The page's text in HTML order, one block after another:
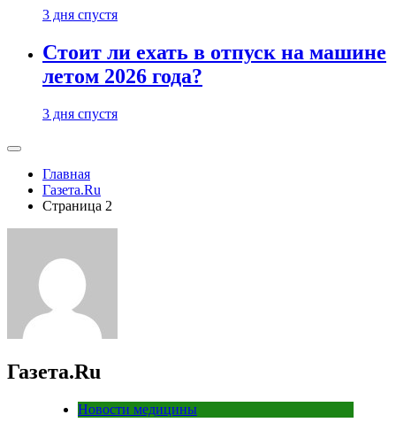
3 дня спустя
Стоит ли ехать в отпуск на машине
летом 2026 года?
3 дня спустя
Главная
Газета.Ru
Страница 2
Газета.Ru
Новости медицины